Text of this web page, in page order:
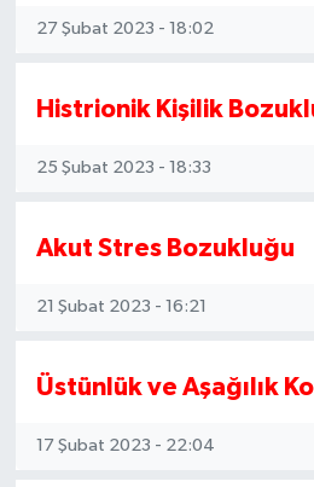
27 Şubat 2023 - 18:02
Histrionik Kişilik
25 Şubat 2023 - 18:33
Akut Stres Bozukluğu
21 Şubat 2023 - 16:21
Üstünlük ve Aşağılık
17 Şubat 2023 - 22:04